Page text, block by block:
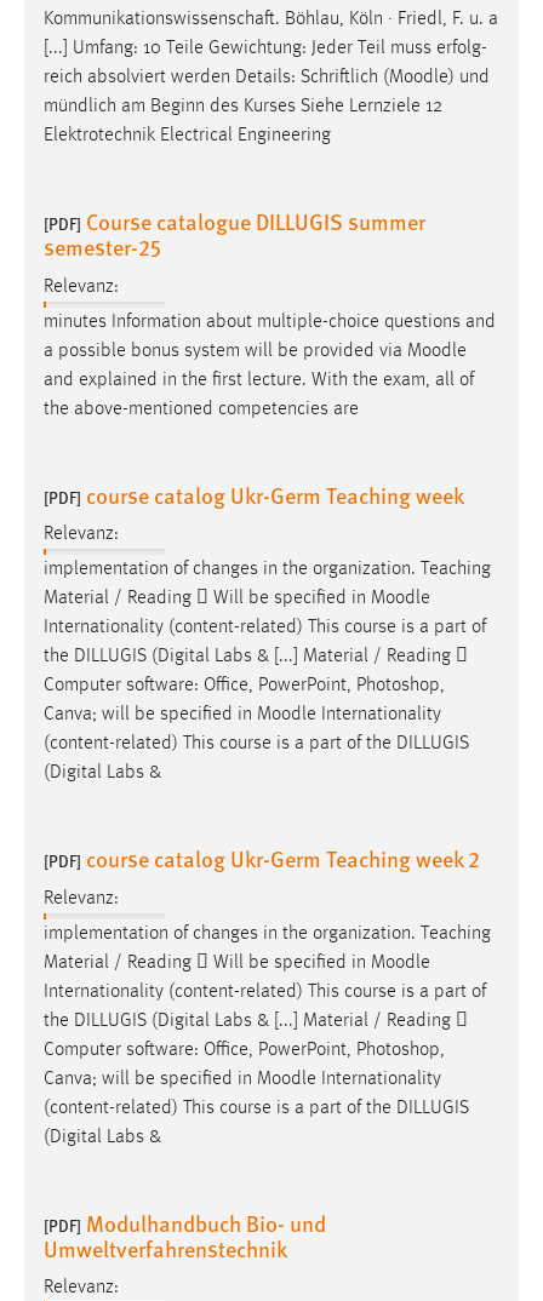
Kommunikationswissenschaft. Böhlau, Köln · Friedl, F. u. a
[...] Umfang: 10 Teile Gewichtung: Jeder Teil muss erfolg-
reich absolviert werden Details: Schriftlich (Moodle) und
mündlich am Beginn des Kurses Siehe Lernziele 12
Elektrotechnik Electrical Engineering
[PDF] Course catalogue DILLUGIS summer
semester-25
Relevanz:
minutes Information about multiple-choice questions and
a possible bonus system will be provided via Moodle
and explained in the first lecture. With the exam, all of
the above-mentioned competencies are
[PDF] course catalog Ukr-Germ Teaching week
Relevanz:
implementation of changes in the organization. Teaching
Material / Reading  Will be specified in Moodle
Internationality (content-related) This course is a part of
the DILLUGIS (Digital Labs & [...] Material / Reading 
Computer software: Office, PowerPoint, Photoshop,
Canva; will be specified in Moodle Internationality
(content-related) This course is a part of the DILLUGIS
(Digital Labs &
[PDF] course catalog Ukr-Germ Teaching week 2
Relevanz:
implementation of changes in the organization. Teaching
Material / Reading  Will be specified in Moodle
Internationality (content-related) This course is a part of
the DILLUGIS (Digital Labs & [...] Material / Reading 
Computer software: Office, PowerPoint, Photoshop,
Canva; will be specified in Moodle Internationality
(content-related) This course is a part of the DILLUGIS
(Digital Labs &
[PDF] Modulhandbuch Bio- und
Umweltverfahrenstechnik
Relevanz: